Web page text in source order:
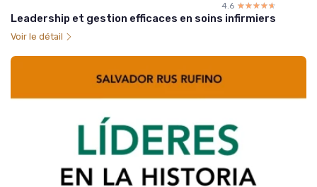
4.6 ☆☆☆☆☆
★★★★★
Leadership et gestion efficaces en soins infirmiers
Voir le détail